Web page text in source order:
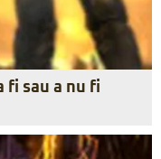
fi sau a nu fi